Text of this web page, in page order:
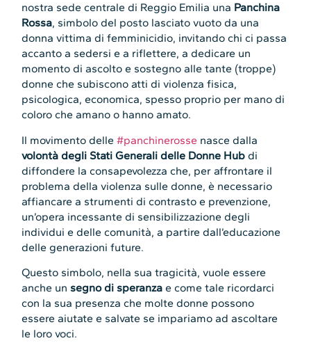
nostra sede centrale di Reggio Emilia una Panchina
Rossa, simbolo del posto lasciato vuoto da una
donna vittima di femminicidio, invitando chi ci passa
accanto a sedersi e a riflettere, a dedicare un
momento di ascolto e sostegno alle tante (troppe)
donne che subiscono atti di violenza fisica,
psicologica, economica, spesso proprio per mano di
coloro che amano o hanno amato.
Il movimento delle#panchinerosse nasce dalla
volontà degli Stati Generali delle Donne Hub di
diffondere la consapevolezza che, per affrontare il
problema della violenza sulle donne, è necessario
affiancare a strumenti di contrasto e prevenzione,
un’opera incessante di sensibilizzazione degli
individui e delle comunità, a partire dall’educazione
delle generazioni future.
Questo simbolo, nella sua tragicità, vuole essere
anche un segno di speranza e come tale ricordarci
con la sua presenza che molte donne possono
essere aiutate e salvate se impariamo ad ascoltare
le loro voci.